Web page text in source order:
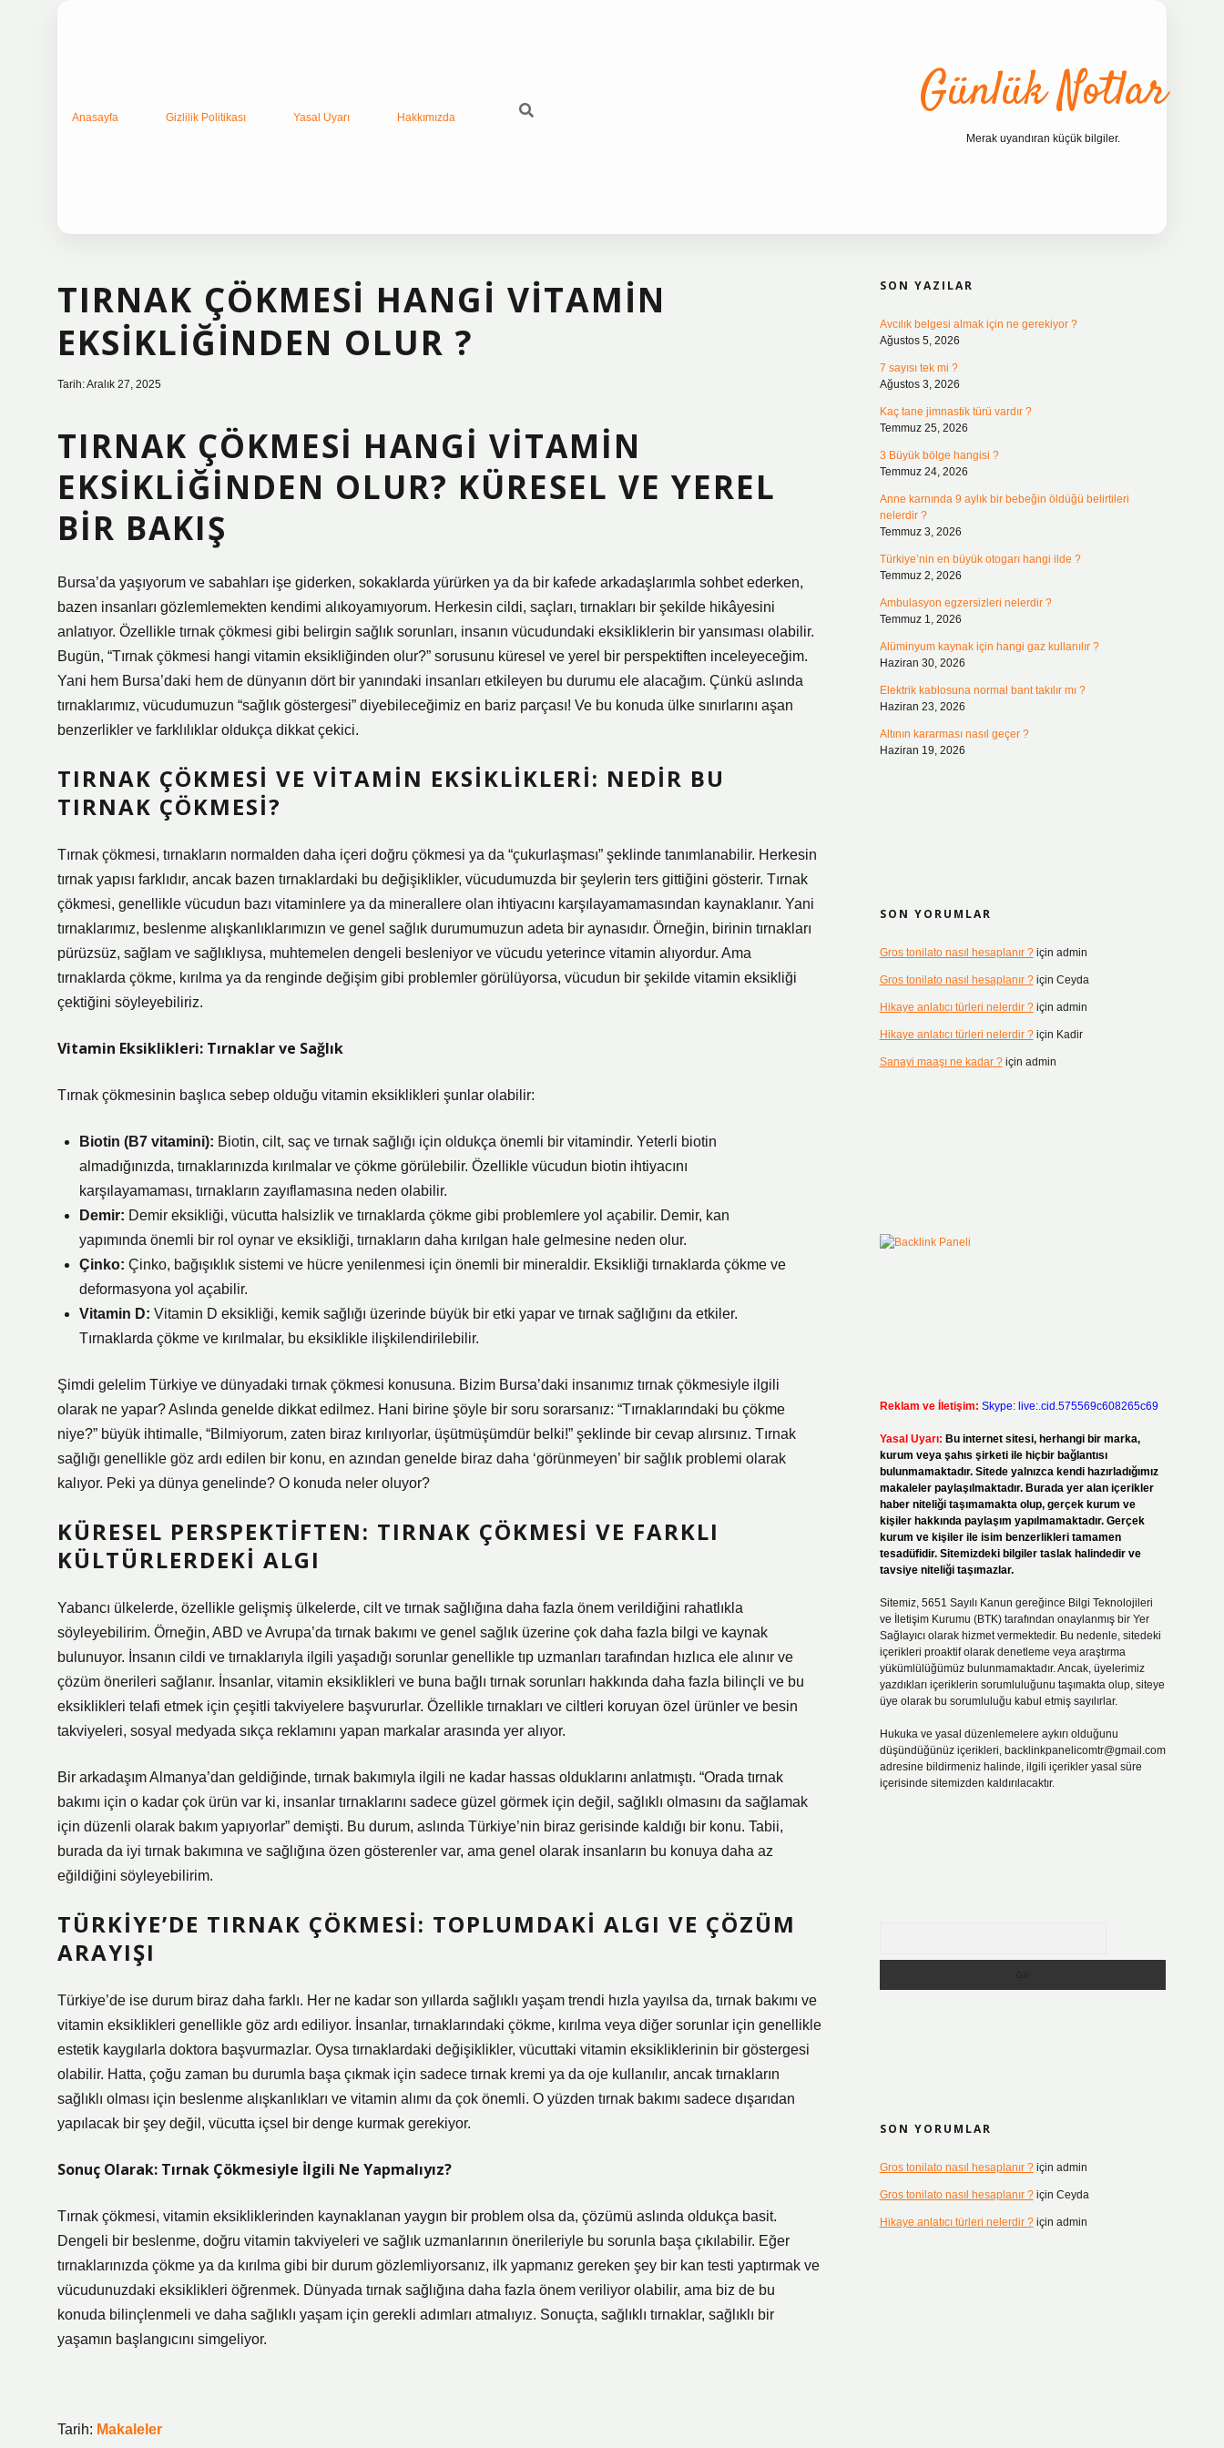
Anasayfa Gizlilik Politikası Yasal Uyarı Hakkımızda Günlük Notlar
Merak uyandıran küçük bilgiler.
TIRNAK ÇÖKMESI HANGI VITAMIN
EKSIKLIĞINDEN OLUR ?
Tarih: Aralık 27, 2025
TIRNAK ÇÖKMESI HANGI VITAMIN
EKSIKLIĞINDEN OLUR? KÜRESEL VE YEREL
BIR BAKIŞ
Bursa’da yaşıyorum ve sabahları işe giderken, sokaklarda yürürken ya da bir kafede arkadaşlarımla sohbet ederken,
bazen insanları gözlemlemekten kendimi alıkoyamıyorum. Herkesin cildi, saçları, tırnakları bir şekilde hikâyesini
anlatıyor. Özellikle tırnak çökmesi gibi belirgin sağlık sorunları, insanın vücudundaki eksikliklerin bir yansıması olabilir.
Bugün, “Tırnak çökmesi hangi vitamin eksikliğinden olur?” sorusunu küresel ve yerel bir perspektiften inceleyeceğim.
Yani hem Bursa’daki hem de dünyanın dört bir yanındaki insanları etkileyen bu durumu ele alacağım. Çünkü aslında
tırnaklarımız, vücudumuzun “sağlık göstergesi” diyebileceğimiz en bariz parçası! Ve bu konuda ülke sınırlarını aşan
benzerlikler ve farklılıklar oldukça dikkat çekici.
TIRNAK ÇÖKMESI VE VITAMIN EKSIKLIKLERI: NEDIR BU
TIRNAK ÇÖKMESI?
Tırnak çökmesi, tırnakların normalden daha içeri doğru çökmesi ya da “çukurlaşması” şeklinde tanımlanabilir. Herkesin
tırnak yapısı farklıdır, ancak bazen tırnaklardaki bu değişiklikler, vücudumuzda bir şeylerin ters gittiğini gösterir. Tırnak
çökmesi, genellikle vücudun bazı vitaminlere ya da minerallere olan ihtiyacını karşılayamamasından kaynaklanır. Yani
tırnaklarımız, beslenme alışkanlıklarımızın ve genel sağlık durumumuzun adeta bir aynasıdır. Örneğin, birinin tırnakları
pürüzsüz, sağlam ve sağlıklıysa, muhtemelen dengeli besleniyor ve vücudu yeterince vitamin alıyordur. Ama
tırnaklarda çökme, kırılma ya da renginde değişim gibi problemler görülüyorsa, vücudun bir şekilde vitamin eksikliği
çektiğini söyleyebiliriz.
Vitamin Eksiklikleri: Tırnaklar ve Sağlık
Tırnak çökmesinin başlıca sebep olduğu vitamin eksiklikleri şunlar olabilir:
Biotin (B7 vitamini): Biotin, cilt, saç ve tırnak sağlığı için oldukça önemli bir vitamindir. Yeterli biotin
almadığınızda, tırnaklarınızda kırılmalar ve çökme görülebilir. Özellikle vücudun biotin ihtiyacını
karşılayamaması, tırnakların zayıflamasına neden olabilir.
Demir: Demir eksikliği, vücutta halsizlik ve tırnaklarda çökme gibi problemlere yol açabilir. Demir, kan
yapımında önemli bir rol oynar ve eksikliği, tırnakların daha kırılgan hale gelmesine neden olur.
Çinko: Çinko, bağışıklık sistemi ve hücre yenilenmesi için önemli bir mineraldir. Eksikliği tırnaklarda çökme ve
deformasyona yol açabilir.
Vitamin D: Vitamin D eksikliği, kemik sağlığı üzerinde büyük bir etki yapar ve tırnak sağlığını da etkiler.
Tırnaklarda çökme ve kırılmalar, bu eksiklikle ilişkilendirilebilir.
Şimdi gelelim Türkiye ve dünyadaki tırnak çökmesi konusuna. Bizim Bursa’daki insanımız tırnak çökmesiyle ilgili
olarak ne yapar? Aslında genelde dikkat edilmez. Hani birine şöyle bir soru sorarsanız: “Tırnaklarındaki bu çökme
niye?” büyük ihtimalle, “Bilmiyorum, zaten biraz kırılıyorlar, üşütmüşümdür belki!” şeklinde bir cevap alırsınız. Tırnak
sağlığı genellikle göz ardı edilen bir konu, en azından genelde biraz daha ‘görünmeyen’ bir sağlık problemi olarak
kalıyor. Peki ya dünya genelinde? O konuda neler oluyor?
KÜRESEL PERSPEKTIFTEN: TIRNAK ÇÖKMESI VE FARKLI
KÜLTÜRLERDEKI ALGI
Yabancı ülkelerde, özellikle gelişmiş ülkelerde, cilt ve tırnak sağlığına daha fazla önem verildiğini rahatlıkla
söyleyebilirim. Örneğin, ABD ve Avrupa’da tırnak bakımı ve genel sağlık üzerine çok daha fazla bilgi ve kaynak
bulunuyor. İnsanın cildi ve tırnaklarıyla ilgili yaşadığı sorunlar genellikle tıp uzmanları tarafından hızlıca ele alınır ve
çözüm önerileri sağlanır. İnsanlar, vitamin eksiklikleri ve buna bağlı tırnak sorunları hakkında daha fazla bilinçli ve bu
eksiklikleri telafi etmek için çeşitli takviyelere başvururlar. Özellikle tırnakları ve ciltleri koruyan özel ürünler ve besin
takviyeleri, sosyal medyada sıkça reklamını yapan markalar arasında yer alıyor.
Bir arkadaşım Almanya’dan geldiğinde, tırnak bakımıyla ilgili ne kadar hassas olduklarını anlatmıştı. “Orada tırnak
bakımı için o kadar çok ürün var ki, insanlar tırnaklarını sadece güzel görmek için değil, sağlıklı olmasını da sağlamak
için düzenli olarak bakım yapıyorlar” demişti. Bu durum, aslında Türkiye’nin biraz gerisinde kaldığı bir konu. Tabii,
burada da iyi tırnak bakımına ve sağlığına özen gösterenler var, ama genel olarak insanların bu konuya daha az
eğildiğini söyleyebilirim.
TÜRKIYE’DE TIRNAK ÇÖKMESI: TOPLUMDAKI ALGI VE ÇÖZÜM
ARAYIŞI
Türkiye’de ise durum biraz daha farklı. Her ne kadar son yıllarda sağlıklı yaşam trendi hızla yayılsa da, tırnak bakımı ve
vitamin eksiklikleri genellikle göz ardı ediliyor. İnsanlar, tırnaklarındaki çökme, kırılma veya diğer sorunlar için genellikle
estetik kaygılarla doktora başvurmazlar. Oysa tırnaklardaki değişiklikler, vücuttaki vitamin eksikliklerinin bir göstergesi
olabilir. Hatta, çoğu zaman bu durumla başa çıkmak için sadece tırnak kremi ya da oje kullanılır, ancak tırnakların
sağlıklı olması için beslenme alışkanlıkları ve vitamin alımı da çok önemli. O yüzden tırnak bakımı sadece dışarıdan
yapılacak bir şey değil, vücutta içsel bir denge kurmak gerekiyor.
Sonuç Olarak: Tırnak Çökmesiyle İlgili Ne Yapmalıyız?
Tırnak çökmesi, vitamin eksikliklerinden kaynaklanan yaygın bir problem olsa da, çözümü aslında oldukça basit.
Dengeli bir beslenme, doğru vitamin takviyeleri ve sağlık uzmanlarının önerileriyle bu sorunla başa çıkılabilir. Eğer
tırnaklarınızda çökme ya da kırılma gibi bir durum gözlemliyorsanız, ilk yapmanız gereken şey bir kan testi yaptırmak ve
vücudunuzdaki eksiklikleri öğrenmek. Dünyada tırnak sağlığına daha fazla önem veriliyor olabilir, ama biz de bu
konuda bilinçlenmeli ve daha sağlıklı yaşam için gerekli adımları atmalıyız. Sonuçta, sağlıklı tırnaklar, sağlıklı bir
yaşamın başlangıcını simgeliyor.
Tarih: Makaleler
SON YAZILAR
Avcılık belgesi almak için ne gerekiyor ?
Ağustos 5, 2026
7 sayısı tek mi ?
Ağustos 3, 2026
Kaç tane jimnastik türü vardır ?
Temmuz 25, 2026
3 Büyük bölge hangisi ?
Temmuz 24, 2026
Anne karnında 9 aylık bir bebeğin öldüğü belirtileri
nelerdir ?
Temmuz 3, 2026
Türkiye’nin en büyük otogarı hangi ilde ?
Temmuz 2, 2026
Ambulasyon egzersizleri nelerdir ?
Temmuz 1, 2026
Alüminyum kaynak için hangi gaz kullanılır ?
Haziran 30, 2026
Elektrik kablosuna normal bant takılır mı ?
Haziran 23, 2026
Altının kararması nasıl geçer ?
Haziran 19, 2026
SON YORUMLAR
Gros tonilato nasıl hesaplanır ?için admin
Gros tonilato nasıl hesaplanır ?için Ceyda
Hikaye anlatıcı türleri nelerdir ?için admin
Hikaye anlatıcı türleri nelerdir ?için Kadir
Sanayi maaşı ne kadar ?için admin
Reklam ve İletişim: Skype: live:.cid.575569c608265c69
Yasal Uyarı: Bu internet sitesi, herhangi bir marka,
kurum veya şahıs şirketi ile hiçbir bağlantısı
bulunmamaktadır. Sitede yalnızca kendi hazırladığımız
makaleler paylaşılmaktadır. Burada yer alan içerikler
haber niteliği taşımamakta olup, gerçek kurum ve
kişiler hakkında paylaşım yapılmamaktadır. Gerçek
kurum ve kişiler ile isim benzerlikleri tamamen
tesadüfidir. Sitemizdeki bilgiler taslak halindedir ve
tavsiye niteliği taşımazlar.
Sitemiz, 5651 Sayılı Kanun gereğince Bilgi Teknolojileri
ve İletişim Kurumu (BTK) tarafından onaylanmış bir Yer
Sağlayıcı olarak hizmet vermektedir. Bu nedenle, sitedeki
içerikleri proaktif olarak denetleme veya araştırma
yükümlülüğümüz bulunmamaktadır. Ancak, üyelerimiz
yazdıkları içeriklerin sorumluluğunu taşımakta olup, siteye
üye olarak bu sorumluluğu kabul etmiş sayılırlar.
Hukuka ve yasal düzenlemelere aykırı olduğunu
düşündüğünüz içerikleri, backlinkpanelicomtr@gmail.com
adresine bildirmeniz halinde, ilgili içerikler yasal süre
içerisinde sitemizden kaldırılacaktır.
SON YORUMLAR
Gros tonilato nasıl hesaplanır ?için admin
Gros tonilato nasıl hesaplanır ?için Ceyda
Hikaye anlatıcı türleri nelerdir ?için admin